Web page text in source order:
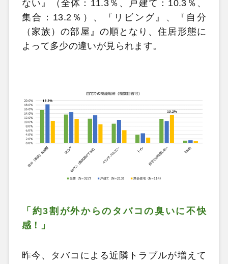
ない』（全体：11.3％、戸建て：10.3％、
集合：13.2％）、『リビング』、『自分
（家族）の部屋』の順となり、住居形態に
よって多少の違いが見られます。
「約3割が外からのタバコの臭いに不快
感！」
昨今、タバコによる近隣トラブルが増えて